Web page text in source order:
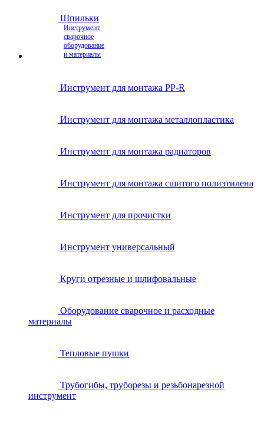
Шпильки
Инструмент,
сварочное
оборудование
и материалы
Инструмент для монтажа PP-R
Инструмент для монтажа металлопластика
Инструмент для монтажа радиаторов
Инструмент для монтажа сшитого полиэтилена
Инструмент для прочистки
Инструмент универсальный
Круги отрезные и шлифовальные
Оборудование сварочное и расходные
материалы
Тепловые пушки
Трубогибы, труборезы и резьбонарезной
инструмент